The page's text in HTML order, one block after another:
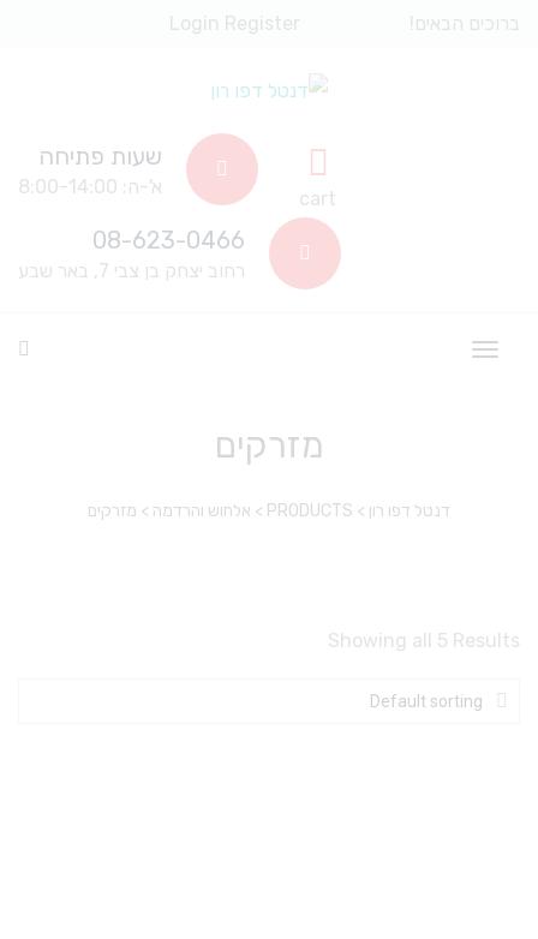
ברוכים הבאים! Login Register
cart
שעות פתיחה
א'-ה: 8:00-14:00
08-623-0466
רחוב יצחק בן צבי 7, באר שבע
מזרקים
דנטל דפו רון >
PRODUCTS
> אלחוש והרדמה > מזרקים
Showing all 5 Results